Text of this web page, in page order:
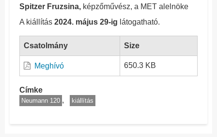
Spitzer Fruzsina, képzőművész, a MET alelnöke
A kiállítás 2024. május 29-ig látogatható.
Csatolmány Size
Meghívó 650.3 KB
Címke
Neumann 120 kiállítás